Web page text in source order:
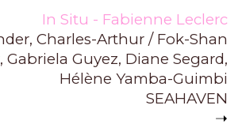
In Situ - Fabienne Leclerc
Charles-Arthur / Fok-Shan
Gabriela Guyez, Diane Segard,
Hélène Yamba-Guimbi
SEAHAVEN
➝